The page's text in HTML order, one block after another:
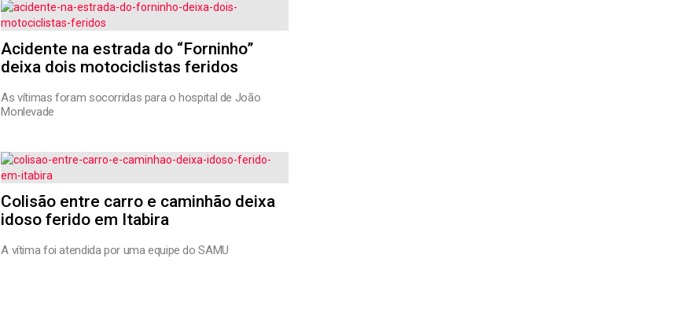
Acidente na estrada do “Forninho”
deixa dois motociclistas feridos
As vítimas foram socorridas para o hospital de João
Monlevade
Colisão entre carro e caminhão deixa
idoso ferido em Itabira
A vítima foi atendida por uma equipe do SAMU